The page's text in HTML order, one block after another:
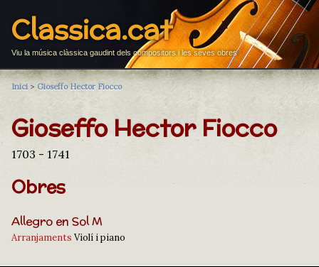
Classica.cat
Viu la música clàssica gaudint dels compositors i les seves obres
Inici > Gioseffo Hector Fiocco
Gioseffo Hector Fiocco
1703 - 1741
Obres
Allegro en Sol M
Arranjaments Violí i piano